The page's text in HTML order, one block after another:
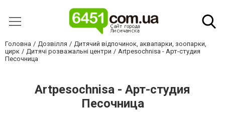
Головна Дозвілля
Дитячий відпочинок, аквапарки, зоопарки,
цирк
Дитячі розважальні центри
Artpesochnisa - Арт-студия
Песочница
Artpesochnisa - Арт-студия
Песочница